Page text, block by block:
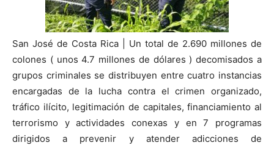
San José de Costa Rica | Un total de 2.690 millones de
colones ( unos 4.7 millones de dólares ) decomisados a
grupos criminales se distribuyen entre cuatro instancias
encargadas de la lucha contra el crimen organizado,
tráfico ilícito, legitimación de capitales, financiamiento al
terrorismo y actividades conexas y en 7 programas
dirigidos a prevenir y atender adicciones de